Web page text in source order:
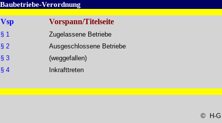
Baubetriebe-Verordnung
Vsp Vorspann/Titelseite
§ 1
§ 2
§ 3
§ 4
Zugelassene Betriebe
Ausgeschlossene Betriebe
(weggefallen)
Inkrafttreten
© H-G